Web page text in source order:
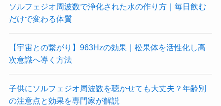
ソルフェジオ周波数で浄化された水の作り方｜毎日飲む
だけで変わる体質
【宇宙との繋がり】963Hzの効果｜松果体を活性化し高
次意識へ導く方法
子供にソルフェジオ周波数を聴かせても大丈夫？年齢別
の注意点と効果を専門家が解説